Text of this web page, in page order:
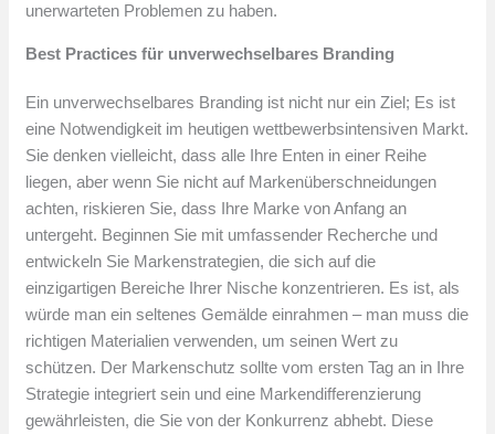
unerwarteten Problemen zu haben.
Best Practices für unverwechselbares Branding
Ein unverwechselbares Branding ist nicht nur ein Ziel; Es ist
eine Notwendigkeit im heutigen wettbewerbsintensiven Markt.
Sie denken vielleicht, dass alle Ihre Enten in einer Reihe
liegen, aber wenn Sie nicht auf Markenüberschneidungen
achten, riskieren Sie, dass Ihre Marke von Anfang an
untergeht. Beginnen Sie mit umfassender Recherche und
entwickeln Sie Markenstrategien, die sich auf die
einzigartigen Bereiche Ihrer Nische konzentrieren. Es ist, als
würde man ein seltenes Gemälde einrahmen – man muss die
richtigen Materialien verwenden, um seinen Wert zu
schützen. Der Markenschutz sollte vom ersten Tag an in Ihre
Strategie integriert sein und eine Markendifferenzierung
gewährleisten, die Sie von der Konkurrenz abhebt. Diese